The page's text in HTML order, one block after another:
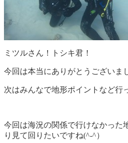
ミツルさん！トシキ君！
今回は本当にありがとうございま
次はみんなで地形ポイントなど行
今回は海況の関係で行けなかった
り見て回りたいですね(^-^）